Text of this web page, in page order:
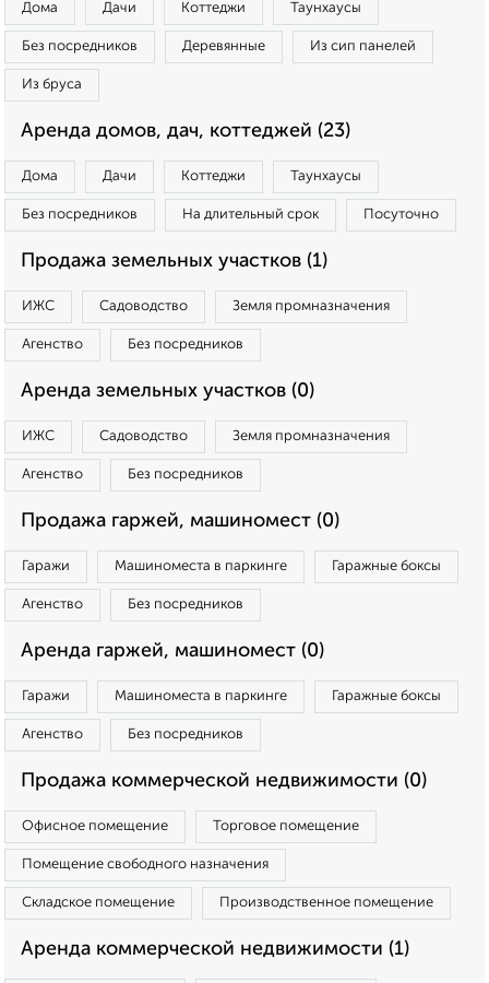
Дома Дачи Коттеджи Таунхаусы
Без посредников Деревянные Из сип панелей
Из бруса
Аренда домов, дач, коттеджей (23)
Дома Дачи Коттеджи Таунхаусы
Без посредников На длительный срок Посуточно
Продажа земельных участков (1)
ИЖС Садоводство Земля промназначения
Агенство Без посредников
Аренда земельных участков (0)
ИЖС Садоводство Земля промназначения
Агенство Без посредников
Продажа гаржей, машиномест (0)
Гаражи Машиноместа в паркинге Гаражные боксы
Агенство Без посредников
Аренда гаржей, машиномест (0)
Гаражи Машиноместа в паркинге Гаражные боксы
Агенство Без посредников
Продажа коммерческой недвижимости (0)
Офисное помещение Торговое помещение
Помещение свободного назначения
Складское помещение Производственное помещение
Аренда коммерческой недвижимости (1)